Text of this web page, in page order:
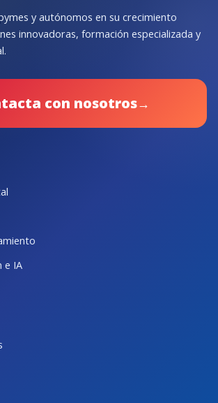
y autónomos en su crecimiento
innovadoras, formación especializada y
con nosotros→
e IA